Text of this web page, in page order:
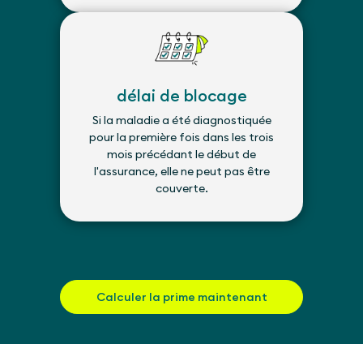
délai de blocage
Si la maladie a été diagnostiquée
pour la première fois dans les trois
mois précédant le début de
l'assurance, elle ne peut pas être
couverte.
Calculer la prime maintenant